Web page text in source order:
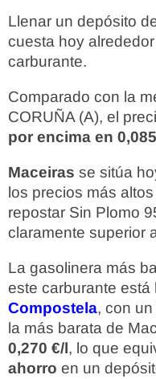
Llenar un depósito
cuesta hoy
carburante.
Comparado con la
CORUÑA (A), el
por encima en
Maceiras se sitúa
los precios más
repostar Sin Plomo
claramente superior
La gasolinera más
este carburante está
Compostela, con
la más barata de
0,270 €/l, lo que
ahorro en un